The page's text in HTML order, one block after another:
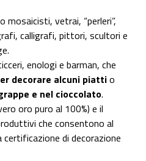
vetrai, “perleri”,
calligrafi, pittori, scultori e
enologi e barman, che
decorare alcuni piattio
e nel cioccolato.
oro puro al 100%) e il
che consentono al
di decorazione